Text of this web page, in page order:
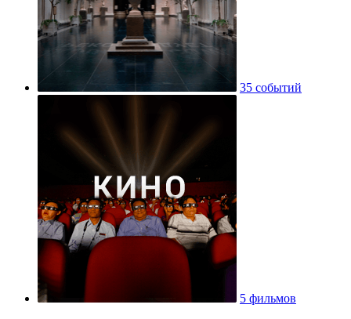
35 событий
5 фильмов